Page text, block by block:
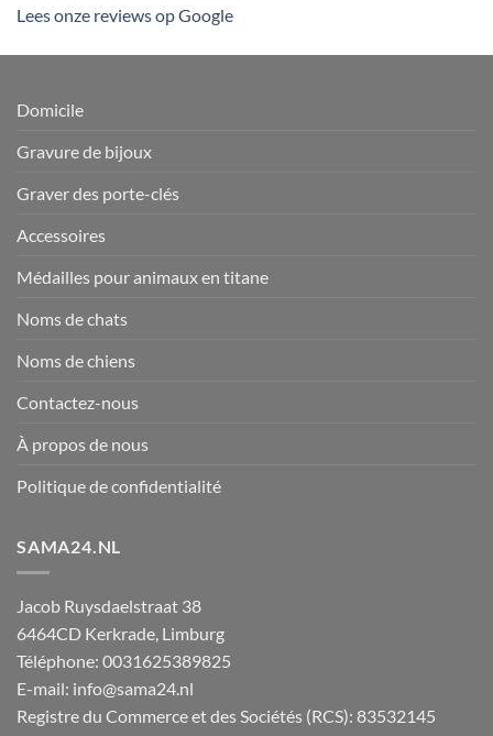
Lees onze reviews op Google
Domicile
Gravure de bijoux
Graver des porte-clés
Accessoires
Médailles pour animaux en titane
Noms de chats
Noms de chiens
Contactez-nous
À propos de nous
Politique de confidentialité
SAMA24.NL
Jacob Ruysdaelstraat 38
6464CD Kerkrade, Limburg
Téléphone: 0031625389825
E-mail: info@sama24.nl
Registre du Commerce et des Sociétés (RCS): 83532145